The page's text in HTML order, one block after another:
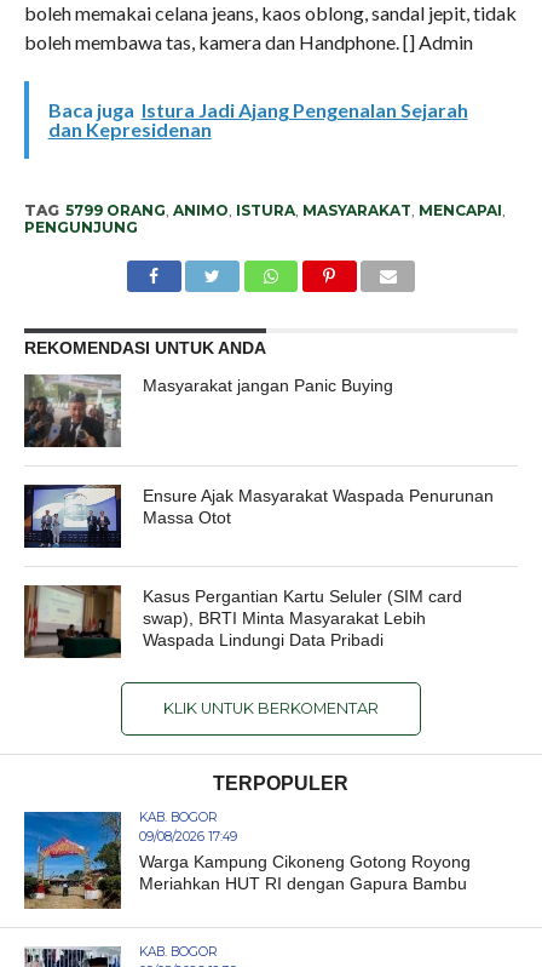
boleh memakai celana jeans, kaos oblong, sandal jepit, tidak
boleh membawa tas, kamera dan Handphone. [] Admin
Baca juga Istura Jadi Ajang Pengenalan Sejarah
dan Kepresidenan
TAG 5799 ORANG, ANIMO, ISTURA, MASYARAKAT, MENCAPAI,
PENGUNJUNG
REKOMENDASI UNTUK ANDA
Masyarakat jangan Panic Buying
Ensure Ajak Masyarakat Waspada Penurunan
Massa Otot
Kasus Pergantian Kartu Seluler (SIM card
swap), BRTI Minta Masyarakat Lebih
Waspada Lindungi Data Pribadi
KLIK UNTUK BERKOMENTAR
TERPOPULER
KAB. BOGOR
09/08/2026 17:49
Warga Kampung Cikoneng Gotong Royong
Meriahkan HUT RI dengan Gapura Bambu
KAB. BOGOR